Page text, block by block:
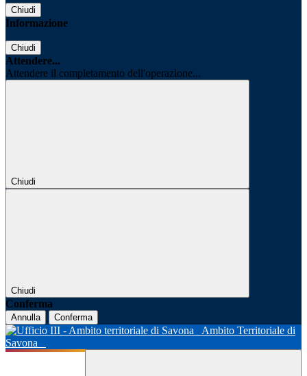
Chiudi
Informazione
Chiudi
Attendere...
Attendere il completamento dell'operazione...
Chiudi
Chiudi
Conferma
Annulla Conferma
Ambito Territoriale di
Savona